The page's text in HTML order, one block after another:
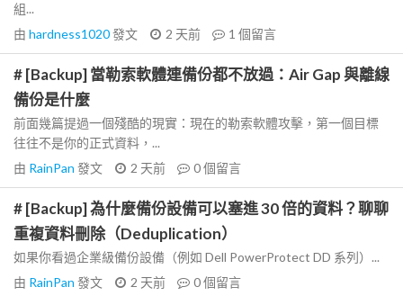
組...
由 hardness1020發文 2 天前 1 個留言
# [Backup] 當勒索軟體連備份都不放過：Air Gap 與離線
備份是什麼
前面幾篇提過一個殘酷的現實：現在的勒索軟體攻擊，第一個目標
往往不是你的正式資料，...
由 RainPan 發文 2 天前 0個留言
# [Backup] 為什麼備份設備可以塞進 30 倍的資料？聊聊
重複資料刪除（Deduplication）
如果你看過企業級備份設備（例如 Dell PowerProtect DD 系列）...
由 RainPan 發文 2 天前 0個留言